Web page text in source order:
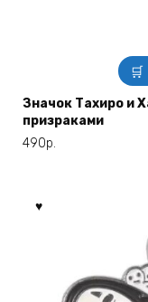
Значок Тахиро и
призраками
490р.